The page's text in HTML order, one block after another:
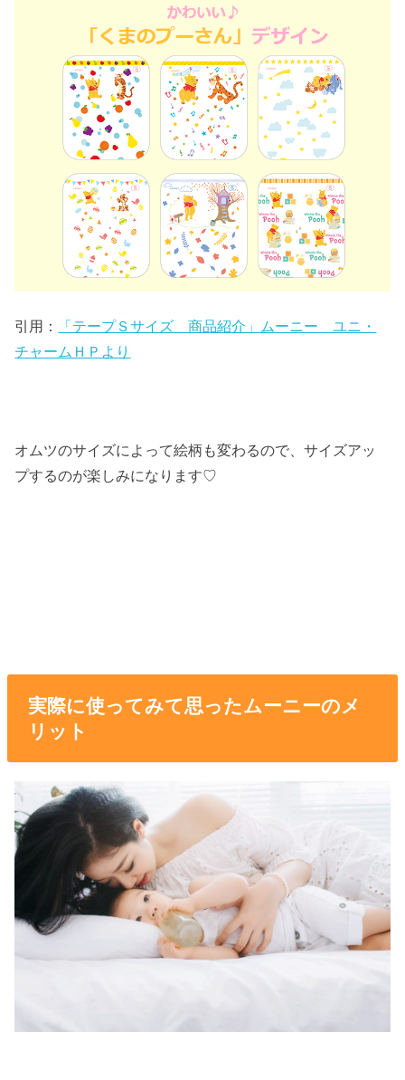
引用：
「テープＳサイズ 商品紹介」ムーニー ユニ・
チャームＨＰより
オムツのサイズによって絵柄も変わるので、サイズアッ
プするのが楽しみになります♡
実際に使ってみて思ったムーニーのメ
リット